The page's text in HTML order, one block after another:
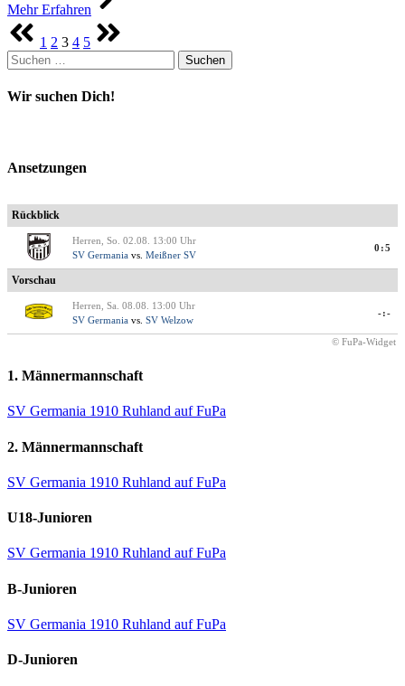
Mehr Erfahren
Seitennummerierung
der
Beiträge
1 2 3 4 5
Suchen
nach:
Wir suchen Dich!
Ansetzungen
Rückblick
Herren, So. 02.08. 13:00 Uhr
SV Germania vs. Meißner SV
0:5
Vorschau
Herren, Sa. 08.08. 13:00 Uhr
SV Germania vs. SV Welzow
-:-
© FuPa-Widget
1. Männermannschaft
SV Germania 1910 Ruhland auf FuPa
2. Männermannschaft
SV Germania 1910 Ruhland auf FuPa
U18-Junioren
SV Germania 1910 Ruhland auf FuPa
B-Junioren
SV Germania 1910 Ruhland auf FuPa
D-Junioren